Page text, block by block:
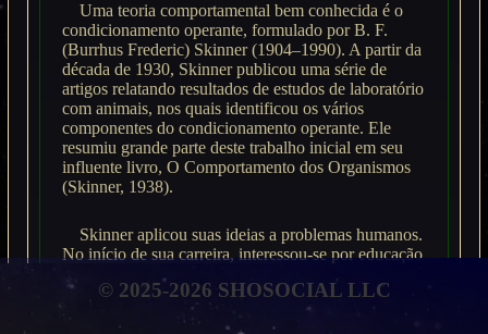
Uma teoria comportamental bem conhecida é o
condicionamento operante, formulado por B. F.
(Burrhus Frederic) Skinner (1904–1990). A partir da
década de 1930, Skinner publicou uma série de
artigos relatando resultados de estudos de laboratório
com animais, nos quais identificou os vários
componentes do condicionamento operante. Ele
resumiu grande parte deste trabalho inicial em seu
influente livro, O Comportamento dos Organismos
(Skinner, 1938).
Skinner aplicou suas ideias a problemas humanos.
No início de sua carreira, interessou-se por educação
programada. A Tecnologia do Ensino (Skinner,
1968) aborda instrução, motivação, disciplina e
© 2025-2026 SHOSOCIAL LLC